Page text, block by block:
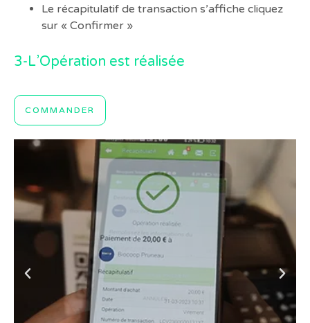
Le récapitulatif de transaction s’affiche cliquez
sur « Confirmer »
3-L’Opération est réalisée
COMMANDER